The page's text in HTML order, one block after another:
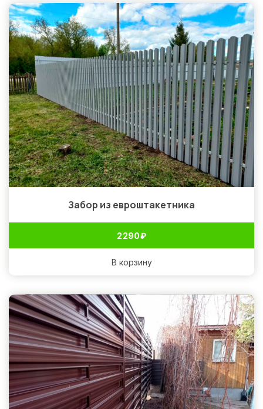
Забор из евроштакетника
2 290₽
В корзину